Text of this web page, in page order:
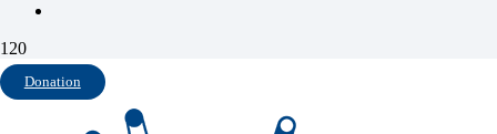
Donation
À travers la Baie du Mt St